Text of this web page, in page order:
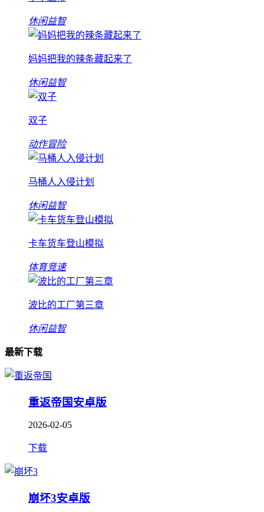
休闲益智
妈妈把我的辣条藏起来了
休闲益智
双子
动作冒险
马桶人入侵计划
休闲益智
卡车货车登山模拟
体育竞速
波比的工厂第三章
休闲益智
最新下载
重返帝国安卓版
2026-02-05
下载
崩坏3安卓版